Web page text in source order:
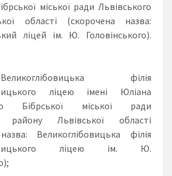
міської ради Львівського
області (скорочена назва:
ліцей ім. Ю. Головінського).
Великоглібовицька філія
ліцею імені Юліана
Бібрської міської ради
району Львівської області
Великоглібовицька філія
ліцею ім. Ю.